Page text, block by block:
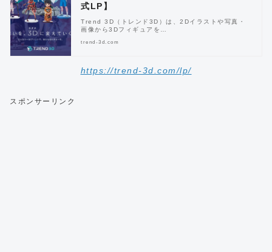
式LP】
Trend 3D（トレンド3D）は、2Dイラストや写真・
画像から3Dフィギュアを…
trend-3d.com
https://trend-3d.com/lp/
スポンサーリンク